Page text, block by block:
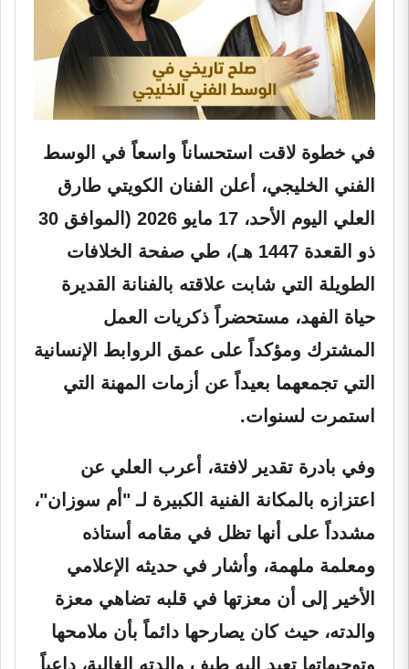
في خطوة لاقت استحساناً واسعاً في الوسط
الفني الخليجي، أعلن الفنان الكويتي طارق
العلي اليوم الأحد، 17 مايو 2026 (الموافق 30
ذو القعدة 1447 هـ)، طي صفحة الخلافات
الطويلة التي شابت علاقته بالفنانة القديرة
حياة الفهد، مستحضراً ذكريات العمل
المشترك ومؤكداً على عمق الروابط الإنسانية
التي تجمعهما بعيداً عن أزمات المهنة التي
استمرت لسنوات.
وفي بادرة تقدير لافتة، أعرب العلي عن
اعتزازه بالمكانة الفنية الكبيرة لـ "أم سوزان"،
مشدداً على أنها تظل في مقامه أستاذه
ومعلمة ملهمة، وأشار في حديثه الإعلامي
الأخير إلى أن معزتها في قلبه تضاهي معزة
والدته، حيث كان يصارحها دائماً بأن ملامحها
وتوجيهاتها تعيد إليه طيف والدته الغالية، داعياً